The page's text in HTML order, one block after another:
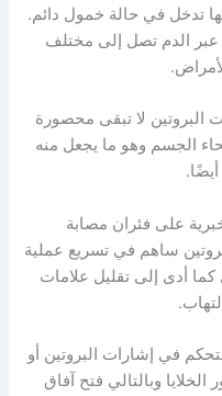
تدخل في حالة خمول دائم.
الدم تصل إلى مختلف
البروتين لا تبقى محصورة
الجسم وهو ما يجعل منه
على فئران مصابة
ساهم في تسريع عملية
أدى إلى تقليل علامات
في إشارات البروتين أو
وبالتالي فتح آفاق